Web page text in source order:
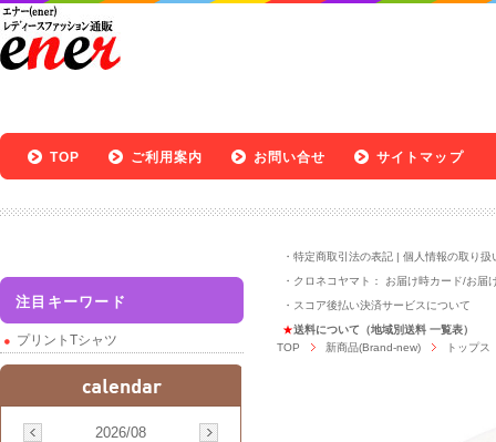
TOP ご利用案内 お問い合せ サイトマップ
・ 特定商取引法の表記 | 個人情報の取り扱
・クロネコヤマト： お届け時カード/お届
・ スコア後払い決済サービスについて
★送料について（地域別送料 一覧表）
TOP
新商品(Brand-new) トップス
注目キーワード
プリントTシャツ
2026/08